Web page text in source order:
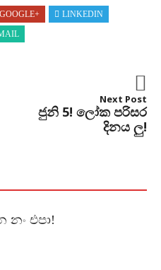
GOOGLE+
LINKEDIN
Next Post
ජුනි 5! ලෝක පරිසර
දිනය ලු!
නං එපා!